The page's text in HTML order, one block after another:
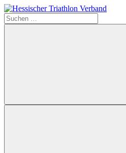
Zum
Inhalt
springen
Hessischer
Suchen
nach:
Suchen